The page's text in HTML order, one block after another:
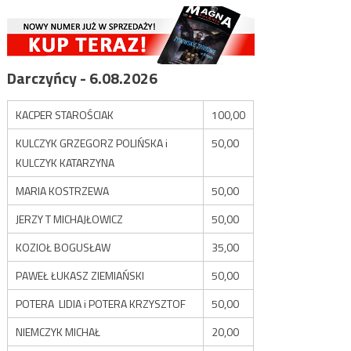
Darczyńcy - 6.08.2026
KACPER STAROŚCIAK
100,00
KULCZYK GRZEGORZ POLIŃSKA i
KULCZYK KATARZYNA
50,00
MARIA KOSTRZEWA
50,00
JERZY T MICHAJŁOWICZ
50,00
KOZIOŁ BOGUSŁAW
35,00
PAWEŁ ŁUKASZ ZIEMIAŃSKI
50,00
POTERA LIDIA i POTERA KRZYSZTOF
50,00
NIEMCZYK MICHAŁ
20,00